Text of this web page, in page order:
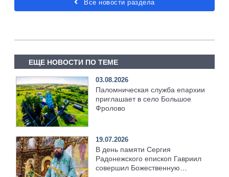
Все новости раздела
ЕЩЕ НОВОСТИ ПО ТЕМЕ
03.08.2026
Паломническая служба епархии
приглашает в село Большое
Фролово
19.07.2026
В день памяти Сергия
Радонежского епископ Гавриил
совершил Божественную